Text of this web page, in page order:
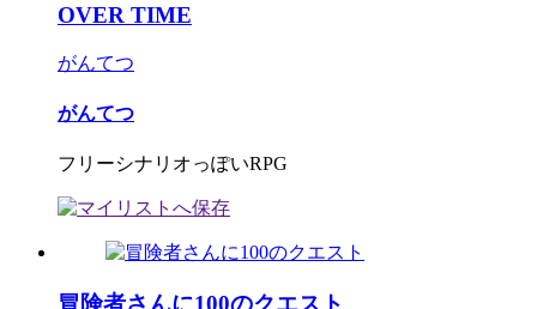
OVER TIME
がんてつ
がんてつ
フリーシナリオっぽいRPG
冒険者さんに100のクエスト